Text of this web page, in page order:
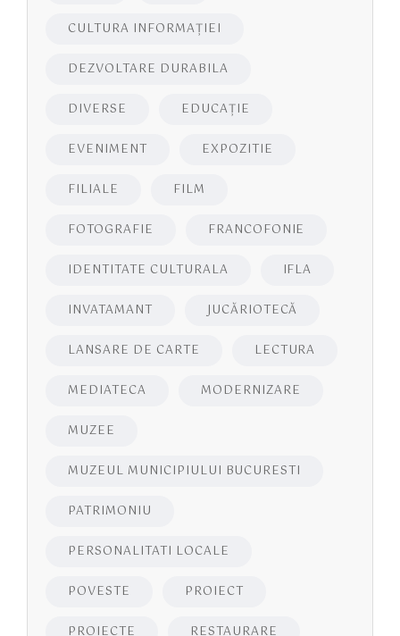
CULTURA INFORMAŢIEI
DEZVOLTARE DURABILA
DIVERSE EDUCAŢIE
EVENIMENT EXPOZITIE
FILIALE FILM
FOTOGRAFIE FRANCOFONIE
IDENTITATE CULTURALA IFLA
INVATAMANT JUCĂRIOTECĂ
LANSARE DE CARTE LECTURA
MEDIATECA MODERNIZARE
MUZEE
MUZEUL MUNICIPIULUI BUCURESTI
PATRIMONIU
PERSONALITATI LOCALE
POVESTE PROIECT
PROIECTE RESTAURARE